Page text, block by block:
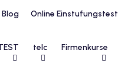
Blog Online Einstufungstest
telc Firmenkurse